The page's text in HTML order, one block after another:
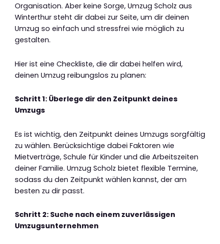
Organisation. Aber keine Sorge, Umzug Scholz aus
Winterthur steht dir dabei zur Seite, um dir deinen
Umzug so einfach und stressfrei wie möglich zu
gestalten.
Hier ist eine Checkliste, die dir dabei helfen wird,
deinen Umzug reibungslos zu planen:
Schritt 1: Überlege dir den Zeitpunkt deines
Umzugs
Es ist wichtig, den Zeitpunkt deines Umzugs sorgfältig
zu wählen. Berücksichtige dabei Faktoren wie
Mietverträge, Schule für Kinder und die Arbeitszeiten
deiner Familie. Umzug Scholz bietet flexible Termine,
sodass du den Zeitpunkt wählen kannst, der am
besten zu dir passt.
Schritt 2: Suche nach einem zuverlässigen
Umzugsunternehmen